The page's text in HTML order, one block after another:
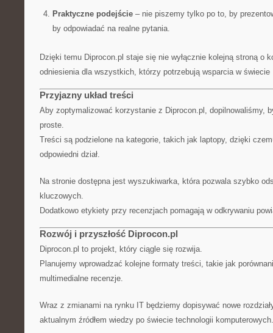
Praktyczne podejście– nie piszemy tylko po to, by
by odpowiadać na realne pytania.
Dzięki temu Diprocon.pl staje się nie wyłącznie kolejną stroną o
odniesienia dla wszystkich, którzy potrzebują wsparcia w świecie
Przyjazny układ treści
Aby zoptymalizować korzystanie z Diprocon.pl, dopilnowaliśmy,
proste.
Treści są podzielone na kategorie, takich jak laptopy, dzięki
odpowiedni dział.
Na stronie dostępna jest wyszukiwarka, która pozwala szybko
kluczowych.
Dodatkowo etykiety przy recenzjach pomagają w odkrywaniu
Rozwój i przyszłość Diprocon.pl
Diprocon.pl to projekt, który ciągle się rozwija.
Planujemy wprowadzać kolejne formaty treści, takie jak
multimedialne recenzje.
Wraz z zmianami na rynku IT będziemy dopisywać nowe
aktualnym źródłem wiedzy po świecie technologii komputerowych.